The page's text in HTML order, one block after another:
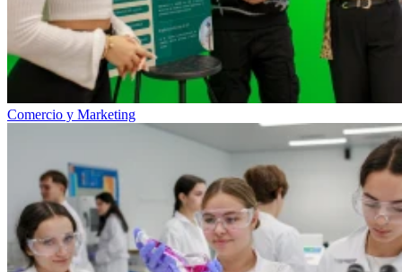
Comercio y Marketing